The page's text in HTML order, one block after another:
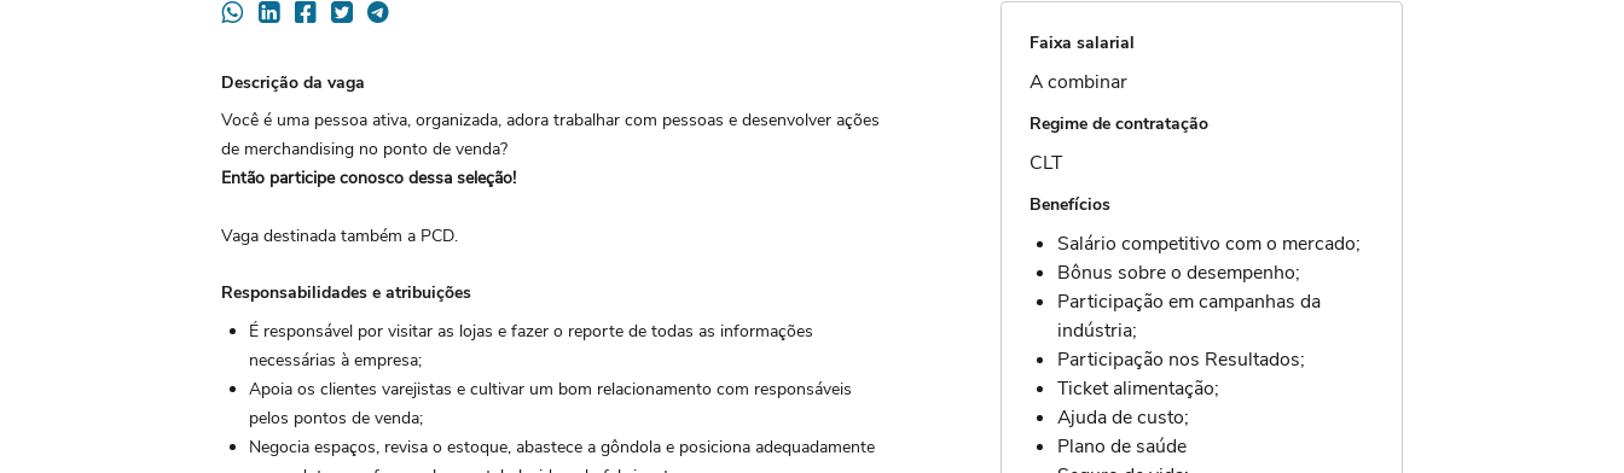
Descrição da vaga
Você é uma pessoa ativa, organizada, adora trabalhar com pessoas e desenvolver ações
de merchandising no ponto de venda?
Então participe conosco dessa seleção!
Vaga destinada também a PCD.
Responsabilidades e atribuições
É responsável por visitar as lojas e fazer o reporte de todas as informações
necessárias à empresa;
Apoia os clientes varejistas e cultivar um bom relacionamento com responsáveis
pelos pontos de venda;
Negocia espaços, revisa o estoque, abastece a gôndola e posiciona adequadamente
Faixa salarial
A combinar
Regime de contratação
CLT
Benefícios
Salário competitivo com o mercado;
Bônus sobre o desempenho;
Participação em campanhas da
indústria;
Participação nos Resultados;
Ticket alimentação;
Ajuda de custo;
Plano de saúde